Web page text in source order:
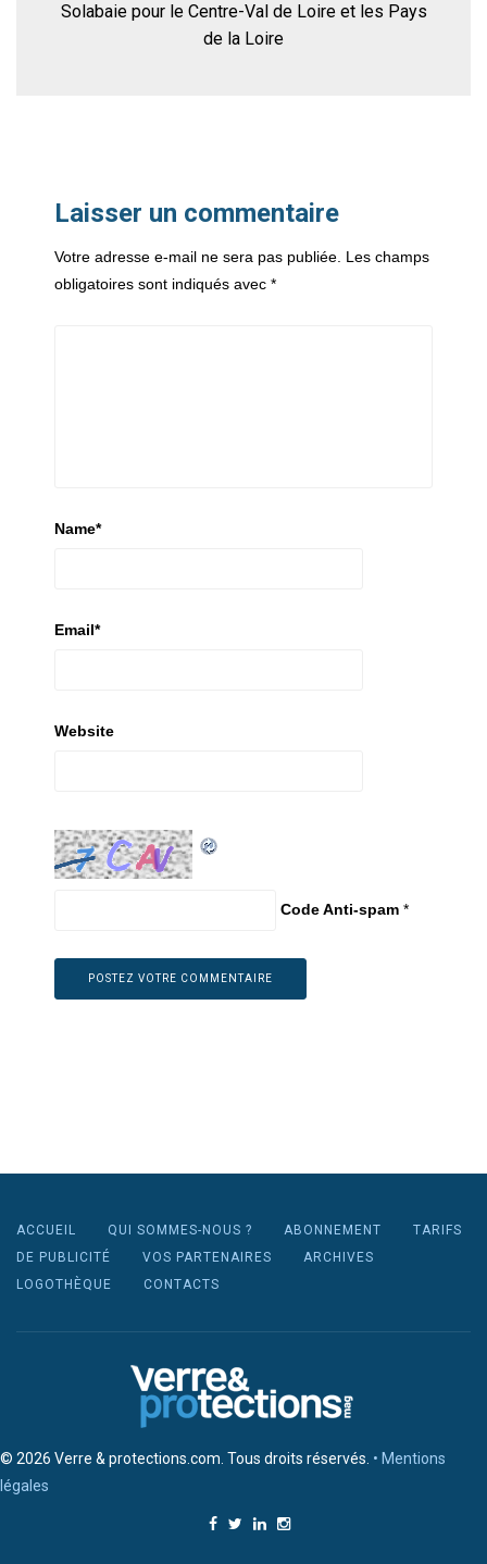
Solabaie pour le Centre-Val de Loire et les Pays
de la Loire
Laisser un commentaire
Votre adresse e-mail ne sera pas publiée. Les champs
obligatoires sont indiqués avec *
Name*
Email*
Website
Code Anti-spam *
ACCUEIL QUI SOMMES-NOUS ? ABONNEMENT
TARIFS
DE PUBLICITÉ
VOS PARTENAIRES
ARCHIVES
LOGOTHÈQUE
CONTACTS
© 2026 Verre & protections.com. Tous droits réservés. • Mentions
légales